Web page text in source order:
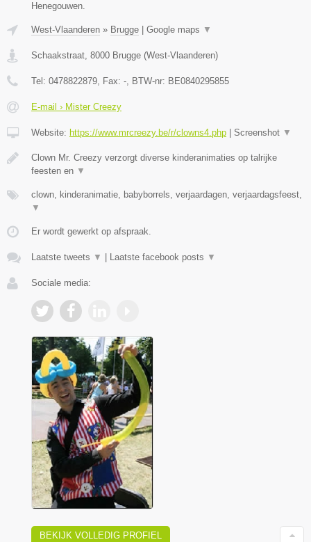
Henegouwen.
West-Vlaanderen » Brugge Google maps ▼
Schaakstraat, 8000 Brugge (West-Vlaanderen)
Tel: 0478822879, Fax: -, BTW-nr: BE0840295855
E-mail › Mister Creezy
Website: https://www.mrcreezy.be/r/clowns4.php Screenshot ▼
Clown Mr. Creezy verzorgt diverse kinderanimaties op talrijke
feesten en ▼
clown, kinderanimatie, babyborrels, verjaardagen, verjaardagsfeest,
▼
Er wordt gewerkt op afspraak.
Laatste tweets ▼ Laatste facebook posts ▼
Sociale media:
BEKIJK VOLLEDIG PROFIEL